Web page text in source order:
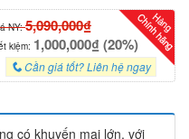
NY:5,090,000₫
kiệm: 1,000,000₫ (20%)
Cần giá tốt? Liên hệ ngay
có khuyến mại lớn, với